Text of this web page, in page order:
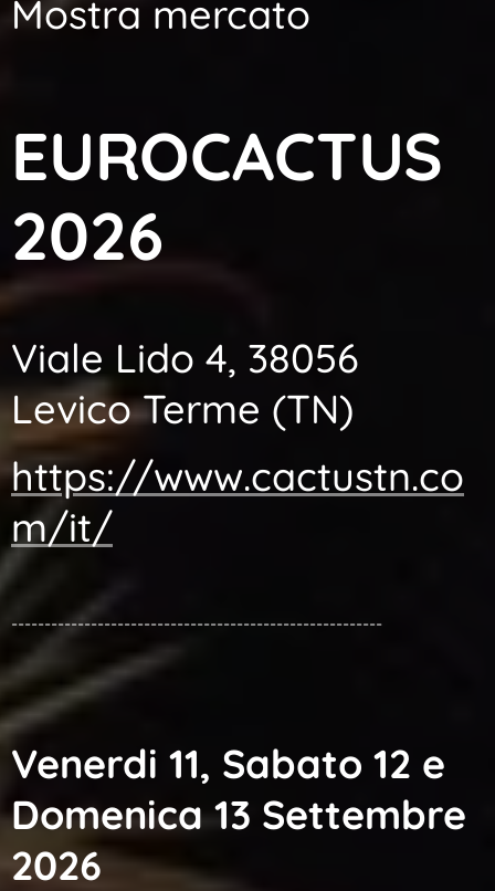
Mostra mercato
EUROCACTUS
2026
Viale Lido 4, 38056
Levico Terme (TN)
https://www.cactustn.co
m/it/
--------------------------------------------------------
Venerdi 11, Sabato 12 e
Domenica 13 Settembre
2026